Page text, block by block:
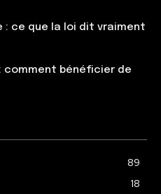
ce que la loi dit vraiment
comment bénéficier de
89
18